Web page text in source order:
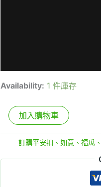
Availability: 1 件庫存
加入購物車
分類:訂購平安扣、如意、福瓜